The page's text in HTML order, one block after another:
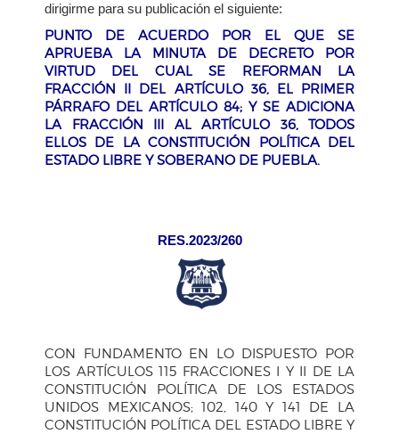
dirigirme para su publicación el siguiente:
PUNTO DE ACUERDO POR EL QUE SE
APRUEBA LA MINUTA DE DECRETO POR
VIRTUD DEL CUAL SE REFORMAN LA
FRACCIÓN II DEL ARTÍCULO 36, EL PRIMER
PÁRRAFO DEL ARTÍCULO 84; Y SE ADICIONA
LA FRACCIÓN III AL ARTÍCULO 36, TODOS
ELLOS DE LA CONSTITUCIÓN POLÍTICA DEL
ESTADO LIBRE Y SOBERANO DE PUEBLA.
RES.2023/260
CON FUNDAMENTO EN LO DISPUESTO POR
LOS ARTÍCULOS 115 FRACCIONES I Y II DE LA
CONSTITUCIÓN POLÍTICA DE LOS ESTADOS
UNIDOS MEXICANOS; 102, 140 Y 141 DE LA
CONSTITUCIÓN POLÍTICA DEL ESTADO LIBRE Y